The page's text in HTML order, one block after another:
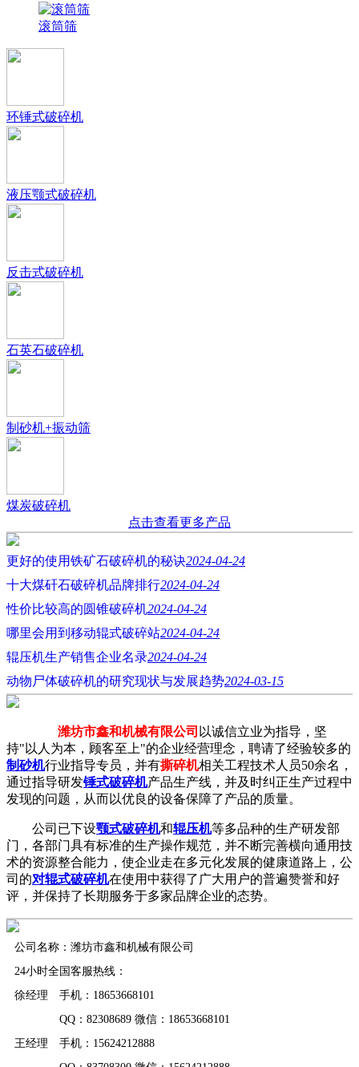
滚筒筛
环锤式破碎机
液压颚式破碎机
反击式破碎机
石英石破碎机
制砂机+振动筛
煤炭破碎机
点击查看更多产品
更好的使用铁矿石破碎机的秘诀2024-04-24
十大煤矸石破碎机品牌排行2024-04-24
性价比较高的圆锥破碎机2024-04-24
哪里会用到移动辊式破碎站2024-04-24
辊压机生产销售企业名录2024-04-24
动物尸体破碎机的研究现状与发展趋势2024-03-15
潍坊市鑫和机械有限公司 以诚信立业为指导，坚
持"以人为本，顾客至上"的企业经营理念，聘请了经验较多的
制砂机行业指导专员，并有撕碎机相关工程技术人员50余名，
通过指导研发锤式破碎机产品生产线，并及时纠正生产过程中
发现的问题，从而以优良的设备保障了产品的质量。
公司已下设颚式破碎机和辊压机等多品种的生产研发部
门，各部门具有标准的生产操作规范，并不断完善横向通用技
术的资源整合能力，使企业走在多元化发展的健康道路上，公
司的对辊式破碎机在使用中获得了广大用户的普遍赞誉和好
评，并保持了长期服务于多家品牌企业的态势。
公司名称：潍坊市鑫和机械有限公司
24小时全国客服热线：
徐经理 手机：18653668101
QQ：82308689 微信：18653668101
王经理 手机：15624212888